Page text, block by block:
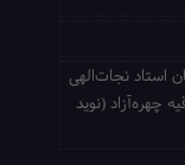
استاد نجات‌الهی
چهره‌آزاد (نوید